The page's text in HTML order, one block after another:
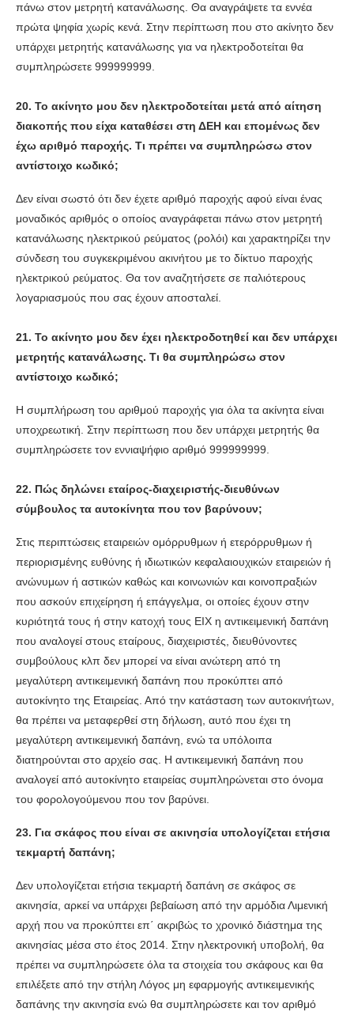
πάνω στον μετρητή κατανάλωσης. Θα αναγράψετε τα εννέα
πρώτα ψηφία χωρίς κενά. Στην περίπτωση που στο ακίνητο δεν
υπάρχει μετρητής κατανάλωσης για να ηλεκτροδοτείται θα
συμπληρώσετε 999999999.
20. Το ακίνητο μου δεν ηλεκτροδοτείται μετά από αίτηση
διακοπής που είχα καταθέσει στη ΔΕΗ και επομένως δεν
έχω αριθμό παροχής. Τι πρέπει να συμπληρώσω στον
αντίστοιχο κωδικό;
Δεν είναι σωστό ότι δεν έχετε αριθμό παροχής αφού είναι ένας
μοναδικός αριθμός ο οποίος αναγράφεται πάνω στον μετρητή
κατανάλωσης ηλεκτρικού ρεύματος (ρολόι) και χαρακτηρίζει την
σύνδεση του συγκεκριμένου ακινήτου με το δίκτυο παροχής
ηλεκτρικού ρεύματος. Θα τον αναζητήσετε σε παλιότερους
λογαριασμούς που σας έχουν αποσταλεί.
21. Το ακίνητο μου δεν έχει ηλεκτροδοτηθεί και δεν υπάρχει
μετρητής κατανάλωσης. Τι θα συμπληρώσω στον
αντίστοιχο κωδικό;
Η συμπλήρωση του αριθμού παροχής για όλα τα ακίνητα είναι
υποχρεωτική. Στην περίπτωση που δεν υπάρχει μετρητής θα
συμπληρώσετε τον εννιαψήφιο αριθμό 999999999.
22. Πώς δηλώνει εταίρος-διαχειριστής-διευθύνων
σύμβουλος τα αυτοκίνητα που τον βαρύνουν;
Στις περιπτώσεις εταιρειών ομόρρυθμων ή ετερόρρυθμων ή
περιορισμένης ευθύνης ή ιδιωτικών κεφαλαιουχικών εταιρειών ή
ανώνυμων ή αστικών καθώς και κοινωνιών και κοινοπραξιών
που ασκούν επιχείρηση ή επάγγελμα, οι οποίες έχουν στην
κυριότητά τους ή στην κατοχή τους ΕΙΧ η αντικειμενική δαπάνη
που αναλογεί στους εταίρους, διαχειριστές, διευθύνοντες
συμβούλους κλπ δεν μπορεί να είναι ανώτερη από τη
μεγαλύτερη αντικειμενική δαπάνη που προκύπτει από
αυτοκίνητο της Εταιρείας. Από την κατάσταση των αυτοκινήτων,
θα πρέπει να μεταφερθεί στη δήλωση, αυτό που έχει τη
μεγαλύτερη αντικειμενική δαπάνη, ενώ τα υπόλοιπα
διατηρούνται στο αρχείο σας. Η αντικειμενική δαπάνη που
αναλογεί από αυτοκίνητο εταιρείας συμπληρώνεται στο όνομα
του φορολογούμενου που τον βαρύνει.
23. Για σκάφος που είναι σε ακινησία υπολογίζεται ετήσια
τεκμαρτή δαπάνη;
Δεν υπολογίζεται ετήσια τεκμαρτή δαπάνη σε σκάφος σε
ακινησία, αρκεί να υπάρχει βεβαίωση από την αρμόδια Λιμενική
αρχή που να προκύπτει επ΄ ακριβώς το χρονικό διάστημα της
ακινησίας μέσα στο έτος 2014. Στην ηλεκτρονική υποβολή, θα
πρέπει να συμπληρώσετε όλα τα στοιχεία του σκάφους και θα
επιλέξετε από την στήλη Λόγος μη εφαρμογής αντικειμενικής
δαπάνης την ακινησία ενώ θα συμπληρώσετε και τον αριθμό